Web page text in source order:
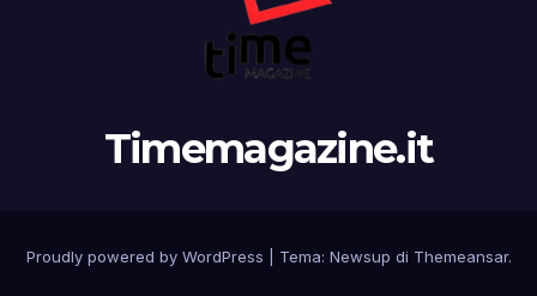
Timemagazine.it
Proudly powered by WordPress Tema: Newsup di Themeansar.